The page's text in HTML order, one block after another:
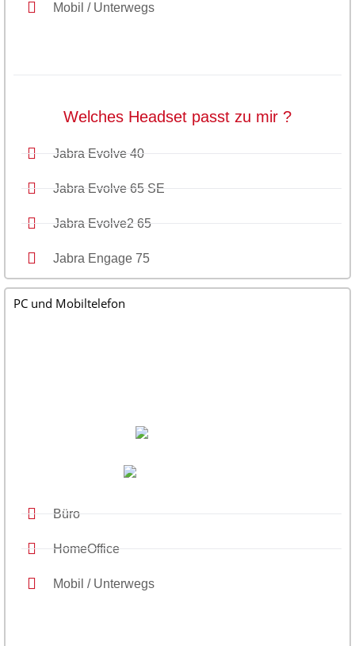
Mobil / Unterwegs
Welches Headset passt zu mir ?
Jabra Evolve 40
Jabra Evolve 65 SE
Jabra Evolve2 65
Jabra Engage 75
PC und Mobiltelefon
Büro
HomeOffice
Mobil / Unterwegs